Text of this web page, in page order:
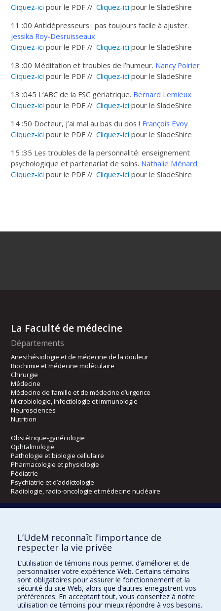
Cliquez-ici pour le PDF //Cliquez-ici pour le SladeShire
11 :00 Antidépresseurs : pas toujours facile à ajuster.
Jessika Roy-Desruisseaux
Cliquez-ici pour le PDF //Cliquez-ici pour le SladeShire
13 :00 Méditation et troubles de l’humeur. Nancy Poirier
Cliquez-ici pour le PDF //Cliquez-ici pour le SladeShire
13 :045 L’ABC de la FSC gériatrique. Bernard Lemieux
Cliquez-ici pour le PDF //Cliquez-ici pour le SladeShire
14 :50 Docteur, j’ai mal au bas du dos ! François Evoy
Cliquez-ici pour le PDF //Cliquez-ici pour le SladeShire
15 :35 Les troubles de la personnalité: enseignement
psychologique et partenariat de soins. Nathalie Ménard
Cliquez-ici pour le PDF //Cliquez-ici pour le SladeShire
La Faculté de médecine
Départements
Anesthésiologie et de médecine de la douleur
Biochimie et médecine moléculaire
Chirurgie
Médecine
Médecine de famille et de médecine d’urgence
Microbiologie, infectiologie et immunologie
Neurosciences
Nutrition
Obstétrique-gynécologie
Ophtalmologie
Pathologie et biologie cellulaire
Pharmacologie et physiologie
Pédiatrie
Psychiatrie et d’addictologie
Radiologie, radio-oncologie et médecine nucléaire
Kinésiologie et des sciences de l’activité physique
Orthophonie et audiologie
Directions
DPC
CPASS
L’UdeM reconnaît l’importance de
respecter la vie privée
L’utilisation de témoins nous permet d’améliorer et de
personnaliser votre expérience Web. Certains témoins
sont obligatoires pour assurer le fonctionnement et la
sécurité du site Web, alors que d’autres enregistrent vos
préférences. En acceptant tout, vous consentez à notre
utilisation de témoins pour mieux répondre à vos besoins.